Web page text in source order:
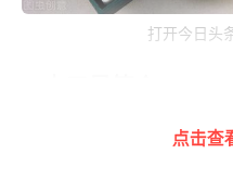
打开今日头
卡五星最初叫拳打脚
点击查